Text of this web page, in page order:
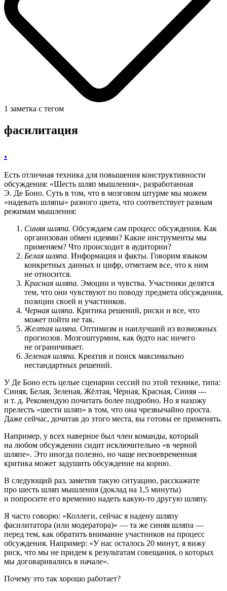
1 заметка с тегом
фасилитация
.
Есть отличная техника для повышения конструктивности
обсуждения: «Шесть шляп мышления», разработанная
Э. Де Боно. Суть в том, что в мозговом штурме мы можем
«надевать шляпы» разного цвета, что соответствует разным
режимам мышления:
Синяя шляпа. Обсуждаем сам процесс обсуждения. Как
организован обмен идеями? Какие инструменты мы
применяем? Что происходит в аудитории?
Белая шляпа. Информация и факты. Говорим языком
конкретных данных и цифр, отметаем все, что к ним
не относится.
Красная шляпа. Эмоции и чувства. Участники делятся
тем, что они чувствуют по поводу предмета обсуждения,
позиции своей и участников.
Черная шляпа. Критика решений, риски и все, что
может пойти не так.
Желтая шляпа. Оптимизм и наилучший из возможных
прогнозов. Мозгоштурмим, как будто нас ничего
не ограничивает.
Зеленая шляпа. Креатив и поиск максимально
нестандартных решений.
У Де Боно есть целые сценарии сессий по этой технике, типа:
Синяя, Белая, Зеленая, Жёлтая, Чёрная, Красная, Синяя —
и т. д. Рекомендую почитать более подробно. Но я нахожу
прелесть «шести шляп» в том, что она чрезвычайно проста.
Даже сейчас, дочитав до этого места, вы готовы ее применять.
Например, у всех наверное был член команды, который
на любом обсуждении сидит исключительно «в черной
шляпе». Это иногда полезно, но чаще несвоевременная
критика может задушить обсуждение на корню.
В следующий раз, заметив такую ситуацию, расскажите
про шесть шляп мышления (доклад на 1,5 минуты)
и попросите его временно надеть какую-то другую шляпу.
Я часто говорю: «Коллеги, сейчас я надену шляпу
фасилитатора (или модератора)» — та же синяя шляпа —
перед тем, как обратить внимание участников на процесс
обсуждения. Например: «У нас осталось 20 минут, я вижу
риск, что мы не придем к результатам совещания, о которых
мы договаривались в начале».
Почему это так хорошо работает?